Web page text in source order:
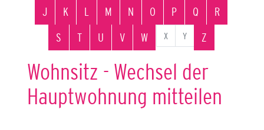
J
K L M N O P Q
R
S
T U V W X Y Z
Wohnsitz - Wechsel der
Hauptwohnung mitteilen